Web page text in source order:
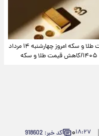
قیمت طلا و سکه امروز چهارشنبه ۱۴ مرداد
۱۴۰۵/کاهش قیمت طلا و سکه
۱۸:۲۷۰ کد خبر: 918602